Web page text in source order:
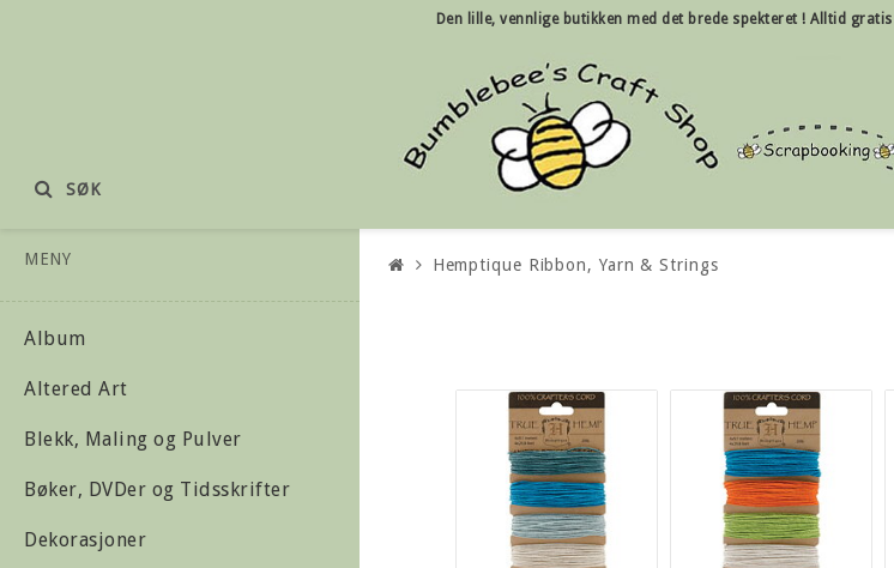
Den lille, vennlige butikken med det brede spekteret ! Alltid gratis
SØK
MENY
Album
Altered Art
Blekk, Maling og Pulver
Bøker, DVDer og Tidsskrifter
Dekorasjoner
Hemptique Ribbon, Yarn & Strings